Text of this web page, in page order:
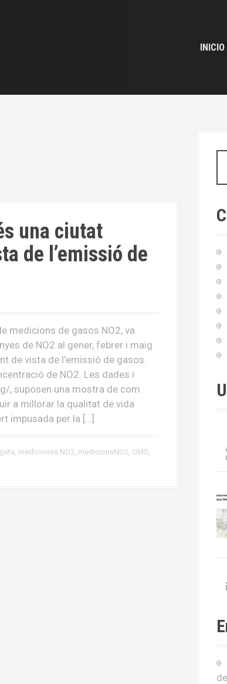
INICIO
una ciutat
de l’emissió de
medicions de gasos NO2, va
de NO2 al gener, febrer i maig
de vista de l’emissió de gasos.
de NO2. Les dades i
, suposen una mostra de com
a millorar la qualitat de vida
impusada per la […]
, mediciones NO2, medicionsNO2, OMS,
s
a